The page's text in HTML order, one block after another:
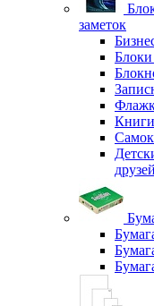
заметок
Блоки
Книги